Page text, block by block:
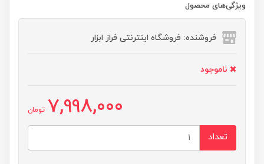
ویژگی‌های محصول
فروشنده: فروشگاه اینترنتی فراز ابزار
ناموجود
7,998,000 تومان
تعداد